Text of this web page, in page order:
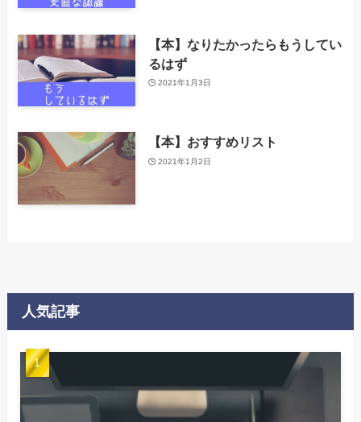
【本】なりたかったらもうしてい
るはず
2021年1月3日
【本】おすすめリスト
2021年1月2日
人気記事